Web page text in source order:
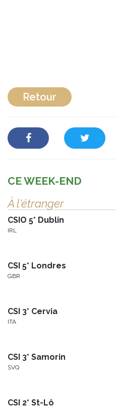
Retour
CE WEEK-END
À l'étranger
CSIO 5* Dublin
IRL
CSI 5* Londres
GBR
CSI 3* Cervia
ITA
CSI 3* Samorin
SVQ
CSI 2* St-Lô